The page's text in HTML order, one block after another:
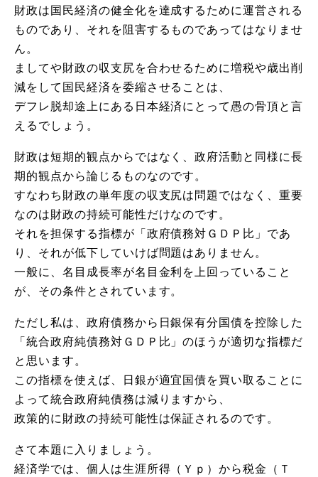
財政は国民経済の健全化を達成するために運営される
ものであり、それを阻害するものであってはなりませ
ん。
ましてや財政の収支尻を合わせるために増税や歳出削
減をして国民経済を委縮させることは、
デフレ脱却途上にある日本経済にとって愚の骨頂と言
えるでしょう。
財政は短期的観点からではなく、政府活動と同様に長
期的観点から論じるものなのです。
すなわち財政の単年度の収支尻は問題ではなく、重要
なのは財政の持続可能性だけなのです。
それを担保する指標が「政府債務対ＧＤＰ比」であ
り、それが低下していけば問題はありません。
一般に、名目成長率が名目金利を上回っていること
が、その条件とされています。
ただし私は、政府債務から日銀保有分国債を控除した
「統合政府純債務対ＧＤＰ比」のほうが適切な指標だ
と思います。
この指標を使えば、日銀が適宜国債を買い取ることに
よって統合政府純債務は減りますから、
政策的に財政の持続可能性は保証されるのです。
さて本題に入りましょう。
経済学では、個人は生涯所得（Ｙｐ）から税金（Ｔ